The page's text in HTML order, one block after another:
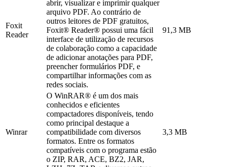
Foxit
Reader
abrir, visualizar e imprimir qualquer
arquivo PDF. Ao contrário de
outros leitores de PDF gratuitos,
Foxit® Reader® possui uma fácil
interface de utilização de recursos
de colaboração como a capacidade
de adicionar anotações para PDF,
preencher formulários PDF, e
compartilhar informações com as
redes sociais.
91,3 MB
Winrar
O WinRAR® é um dos mais
conhecidos e eficientes
compactadores disponíveis, tendo
como principal destaque a
compatibilidade com diversos
formatos. Entre os formatos
compatíveis com o programa estão
o ZIP, RAR, ACE, BZ2, JAR,
3,3 MB